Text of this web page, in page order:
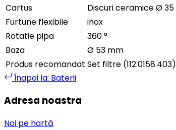
Cartus
Discuri ceramice Ø 35
Furtune flexibile
inox
Rotatie pipa
360 °
Baza
Ø 53 mm
Produs recomandat Set filtre (112.0158.403)
Înapoi la: Baterii
Adresa noastra
Noi pe hartă